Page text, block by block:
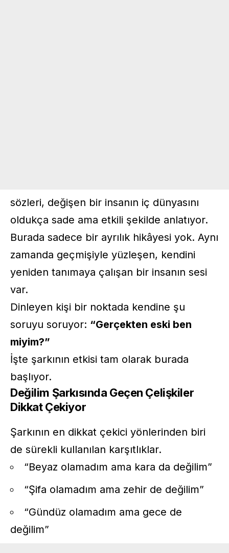
sözleri, değişen bir insanın iç dünyasını
oldukça sade ama etkili şekilde anlatıyor.
Burada sadece bir ayrılık hikâyesi yok. Aynı
zamanda geçmişiyle yüzleşen, kendini
yeniden tanımaya çalışan bir insanın sesi
var.
Dinleyen kişi bir noktada kendine şu
soruyu soruyor: “Gerçekten eski ben
miyim?”
İşte şarkının etkisi tam olarak burada
başlıyor.
Değilim Şarkısında Geçen Çelişkiler
Dikkat Çekiyor
Şarkının en dikkat çekici yönlerinden biri
de sürekli kullanılan karşıtlıklar.
“Beyaz olamadım ama kara da değilim”
“Şifa olamadım ama zehir de değilim”
“Gündüz olamadım ama gece de
değilim”